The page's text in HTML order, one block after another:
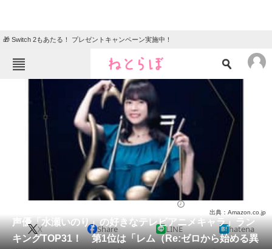
🎁 Switch 2もあたる！ プレゼントキャンペーン実施中！
ねとらぼメニュー
ニュース
クイズ
地域
教育・育児
リサーチ
会員記事
声優「水瀬いのり」の好きなテレビアニメキャラ」ラン
キングTOP31！ 第1位は「レム（Re:ゼロから始める異
出典：Amazon.co.jp
X Share LINE hatena